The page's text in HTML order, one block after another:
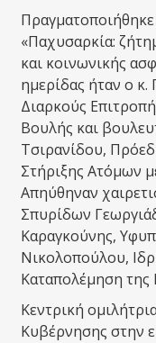
«Παχυσαρκία:
και κοινωνικής
ημερίδας ήταν ο
Διαρκούς
Βουλής και
Τσιρανίδου,
Στήριξης Ατόμων
Απηύθηναν
Σπυρίδων
Καραγκούνης,
Νικολοπούλου,
Καταπολέμηση της
Κεντρική
Κυβέρνησης στην